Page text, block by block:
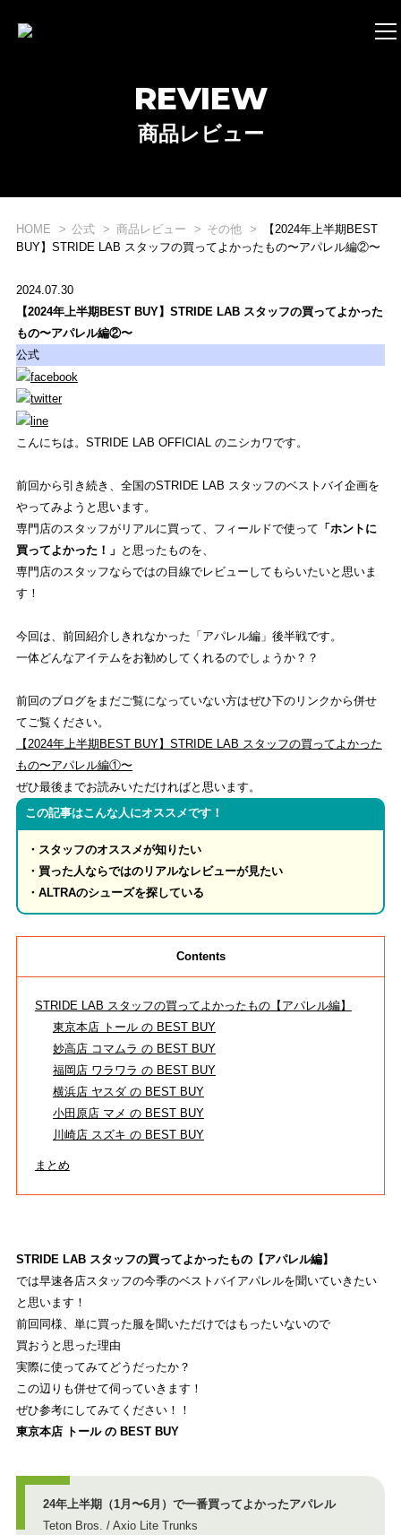
WHAT'S STRIDE LAB ?
STRIDE LABとは？
オンライン ショップ
EVENT
イベント
商品レビュー
コラム
SHOP
店舗一覧
RECRUIT
採用
EVENT
ストライトラボ公式独自の最新イベント
REVIEW
ストライトラボ公式独自の商品レビュー
STAFFBLOG
ストライトラボ公式の
REVIEW
商品レビュー
HOME 公式 商品レビュー その他
【2024年上半期BEST
BUY】STRIDE LAB スタッフの買ってよかったもの〜アパレル編②〜
2024.07.30
【2024年上半期BEST BUY】STRIDE LAB スタッフの買ってよかった
もの〜アパレル編②〜
公式
こんにちは。STRIDE LAB OFFICIAL のニシカワです。
前回から引き続き、全国のSTRIDE LAB スタッフのベストバイ企画を
やってみようと思います。
専門店のスタッフがリアルに買って、フィールドで使って 「ホントに
買ってよかった！」 と思ったものを、
専門店のスタッフならではの目線でレビューしてもらいたいと思いま
す！
今回は、前回紹介しきれなかった「アパレル編」後半戦です。
一体どんなアイテムをお勧めしてくれるのでしょうか？？
前回のブログをまだご覧になっていない方はぜひ下のリンクから併せ
てご覧ください。
【2024年上半期BEST BUY】STRIDE LAB スタッフの買ってよかった
もの〜アパレル編①〜
ぜひ最後までお読みいただければと思います。
この記事はこんな人にオススメです！
・スタッフのオススメが知りたい
・買った人ならではのリアルなレビューが見たい
・ALTRAのシューズを探している
Contents
STRIDE LAB スタッフの買ってよかったもの【アパレル編】
東京本店 トール の BEST BUY
妙高店 コマムラ の BEST BUY
福岡店 ワラワラ の BEST BUY
横浜店 ヤスダ の BEST BUY
小田原店 マメ の BEST BUY
川崎店 スズキ の BEST BUY
まとめ
STRIDE LAB スタッフの買ってよかったもの【アパレル編】
では早速各店スタッフの今季のベストバイアパレルを聞いていきたい
と思います！
前回同様、単に買った服を聞いただけではもったいないので
買おうと思った理由
実際に使ってみてどうだったか？
この辺りも併せて伺っていきます！
ぜひ参考にしてみてください！！
東京本店 トール の BEST BUY
24年上半期（1月〜6月）で一番買ってよかったアパレル
Teton Bros. / Axio Lite Trunks